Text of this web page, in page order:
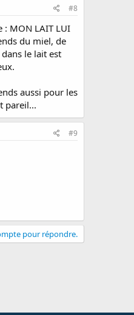
#8
: MON LAIT LUI
du miel, de
le lait est
aussi pour les
pareil...
#9
pour répondre.